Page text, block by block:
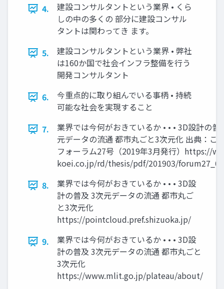
4.
建設コンサルタントという業界 • くら
しの中の多くの 部分に建設コンサル
タントは関わってき ます。
5.
建設コンサルタントという業界 • 弊社
は160か国で社会インフラ整備を行う
開発コンサルタント
6.
今重点的に取り組んでいる事柄 • 持続
可能な社会を実現すること
7.
業界では今何がおきているか • • • 3D設計の普
元データの流通 都市丸ごと3次元化 出典：こ
フォーラム27号（2019年3月発行）https://
koei.co.jp/rd/thesis/pdf/201903/
8.
業界では今何がおきているか • • • 3D設
計の普及 3次元データの流通 都市丸ご
と3次元化
https://pointcloud.pref.shizuoka.jp/
9.
業界では今何がおきているか • • • 3D設
計の普及 3次元データの流通 都市丸ごと
3次元化
https://www.mlit.go.jp/plateau/about/